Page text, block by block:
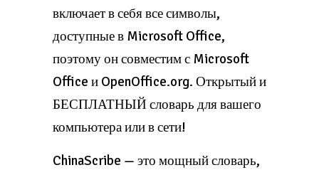
включает в себя все символы,
доступные в Microsoft Office,
поэтому он совместим с Microsoft
Office и OpenOffice.org. Открытый и
БЕСПЛАТНЫЙ словарь для вашего
компьютера или в сети!
ChinaScribe — это мощный словарь,